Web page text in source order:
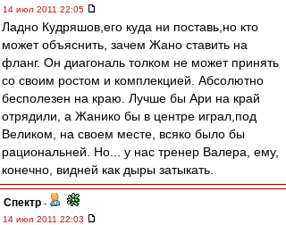
14 июл 2011 22:05
Ладно Кудряшов,его куда ни поставь,но кто
может объяснить, зачем Жано ставить на
фланг. Он диагональ толком не может принять
со своим ростом и комплекцией. Абсолютно
бесполезен на краю. Лучше бы Ари на край
отрядили, а Жанико бы в центре играл,под
Великом, на своем месте, всяко было бы
рациональней. Но... у нас тренер Валера, ему,
конечно, видней как дыры затыкать.
Спектр -
14 июл 2011 22:03